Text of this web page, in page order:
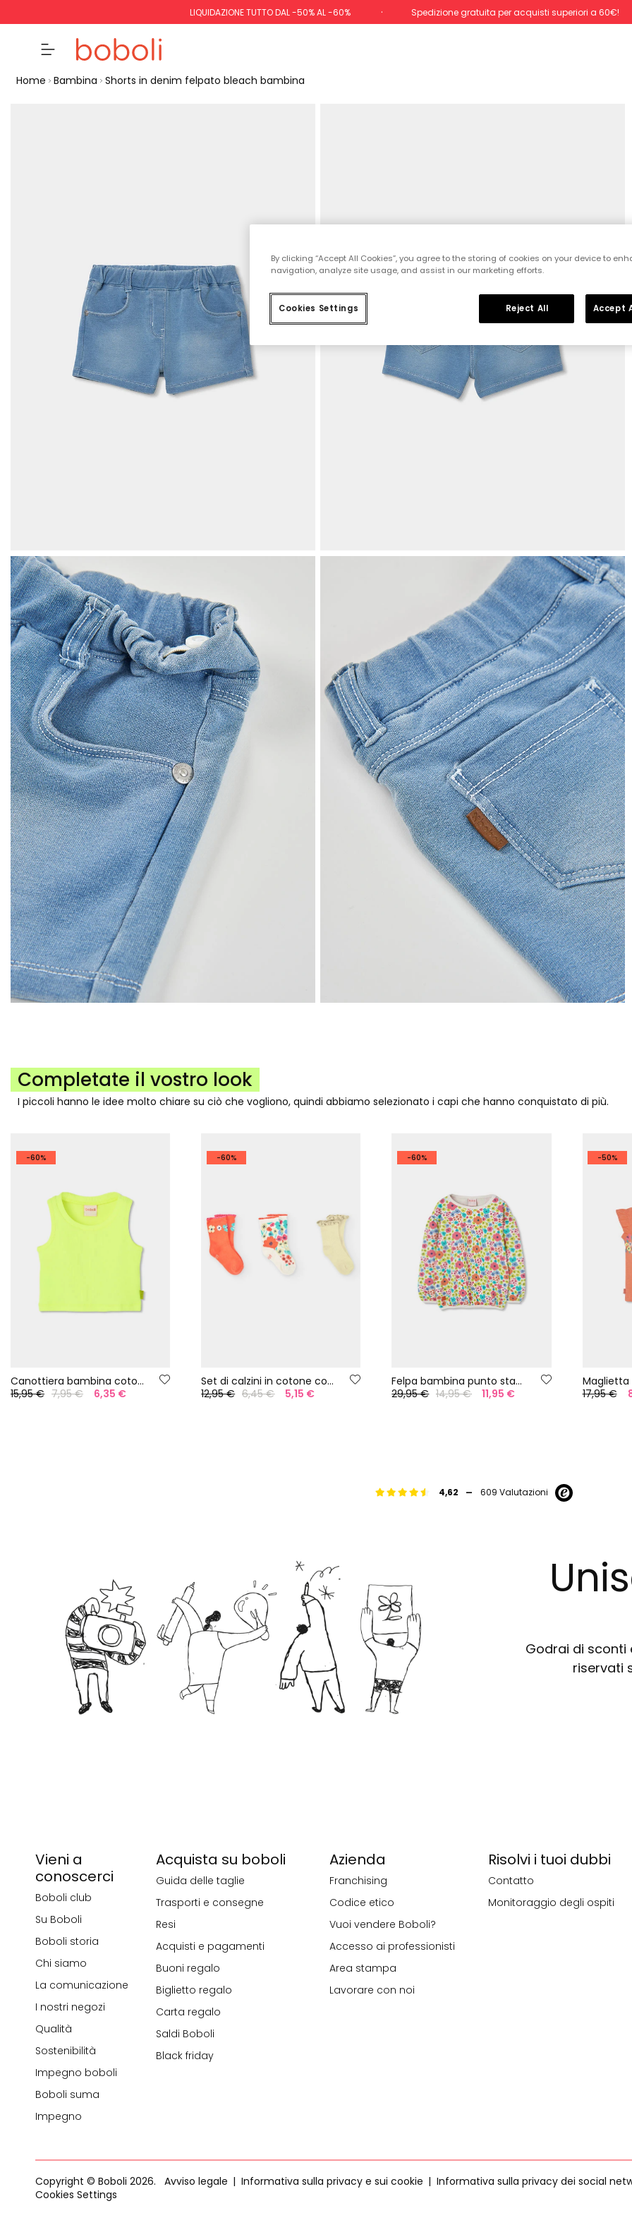
LIQUIDAZIONE TUTTO DAL -50% AL -60% Spedizione gratuita per acquisti superiori a 60€!
Home Bambina Shorts in denim felpato bleach bambina
Completate il vostro look
I piccoli hanno le idee molto chiare su ciò che vogliono, quindi abbiamo selezionato i capi che hanno conquistato di più.
-60%
Canottiera bambina cotone verde fluo
15,95 € 7,95 € 6,35 €
-60%
Set di calzini in cotone con fiori
12,95 € 6,45 € 5,15 €
-60%
Felpa bambina punto stampato
29,95 € 14,95 € 11,95 €
-50%
17,95 €
4,62 - 609 Valutazioni
Godrai di sconti
riservati
Vieni a
conoscerci
Boboli club
Su Boboli
Boboli storia
Chi siamo
La comunicazione
I nostri negozi
Qualità
Sostenibilità
Impegno boboli
Boboli suma
Impegno
Acquista su boboli
Guida delle taglie
Trasporti e consegne
Resi
Acquisti e pagamenti
Buoni regalo
Biglietto regalo
Carta regalo
Saldi Boboli
Black friday
Azienda
Franchising
Codice etico
Vuoi vendere Boboli?
Accesso ai professionisti
Area stampa
Lavorare con noi
Risolvi i tuoi dubbi
Contatto
Monitoraggio degli ospiti
Copyright © Boboli 2026. Avviso legale Informativa sulla privacy e sui cookie
Informativa sulla privacy dei social
Cookies Settings
By clicking “Accept All Cookies”, you agree to the storing of cookies on your device to
navigation, analyze site usage, and assist in our marketing efforts.
Cookies Settings Reject All Accept